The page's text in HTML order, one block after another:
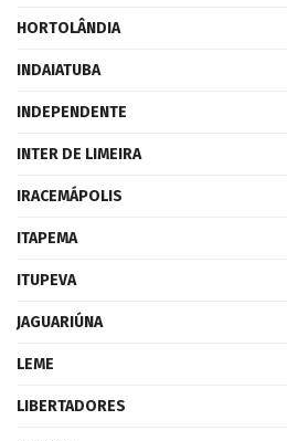
HORTOLÂNDIA
INDAIATUBA
INDEPENDENTE
INTER DE LIMEIRA
IRACEMÁPOLIS
ITAPEMA
ITUPEVA
JAGUARIÚNA
LEME
LIBERTADORES